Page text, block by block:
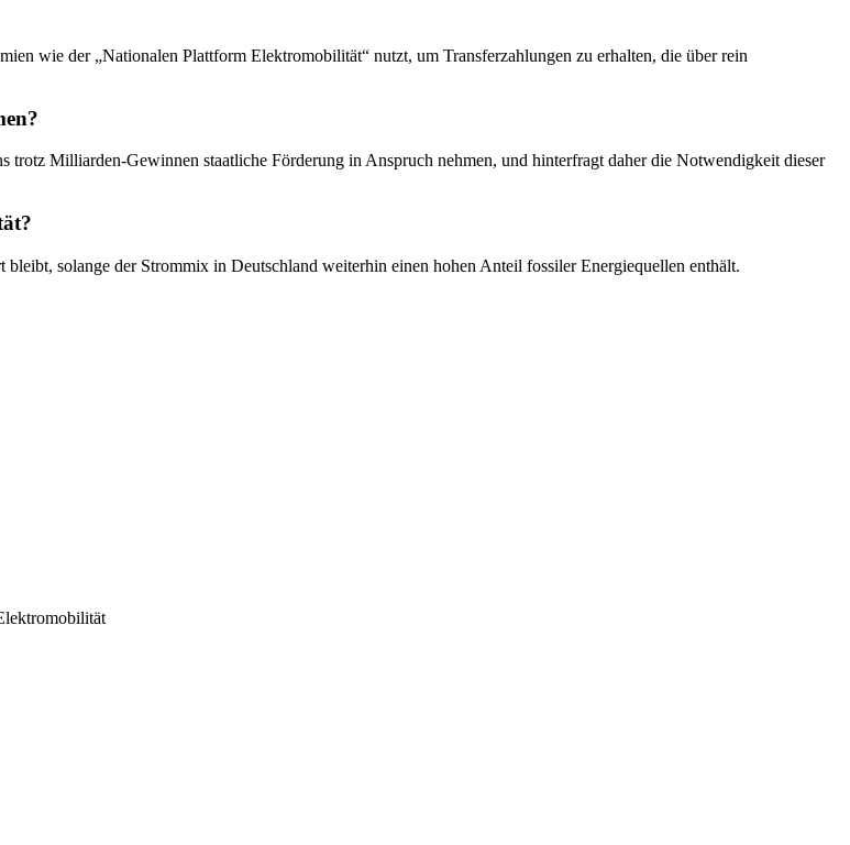
wie der „Nationalen Plattform Elektromobilität“ nutzt, um Transferzahlungen zu erhalten, die über rein
Milliarden-Gewinnen staatliche Förderung in Anspruch nehmen, und hinterfragt daher die Notwendigkeit dieser
solange der Strommix in Deutschland weiterhin einen hohen Anteil fossiler Energiequellen enthält.